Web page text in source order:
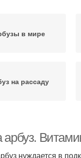
в мире
на рассаду
нуждается в